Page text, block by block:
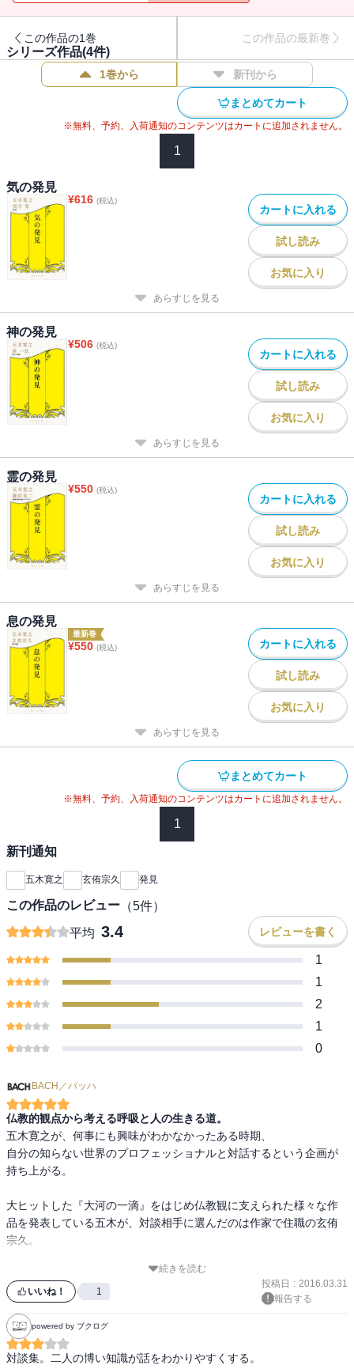
この作品の1巻 この作品の最新巻
シリーズ作品(4件)
1巻から 新刊から
まとめてカート
※無料、予約、入荷通知のコンテンツはカートに追加されません。
1
気の発見
¥616 (税込)
カートに入れる
試し読み
お気に入り
あらすじを見る
神の発見
¥506 (税込)
カートに入れる
試し読み
お気に入り
あらすじを見る
霊の発見
¥550 (税込)
カートに入れる
試し読み
お気に入り
あらすじを見る
息の発見
最新巻
¥550 (税込) カートに入れる
試し読み
お気に入り
あらすじを見る
まとめてカート
※無料、予約、入荷通知のコンテンツはカートに追加されません。
1
新刊通知
五木寛之 玄侑宗久 発見
この作品のレビュー （5件）
平均 3.4 レビューを書く
1
1
2
1
0
BACH／バッハ
仏教的観点から考える呼吸と人の生きる道。
五木寛之が、何事にも興味がわかなかったある時期、
自分の知らない世界のプロフェッショナルと対話するという企画が
持ち上がる。
大ヒットした『大河の一滴』をはじめ仏教観に支えられた様々な作
品を発表している五木が、対談相手に選んだのは作家で住職の玄侑
宗久。
テーマは人間の生命活動の基本である呼吸。
実は、仏教の創始者であるブッダは息づかい＝呼吸法について詳し
ラ」という文書にまとまっている。
息絶える、長息（長生き）などい息は、まさに命そのものである。
続きを読む
いいね！ 1
投稿日 : 2016.03.31
報告する
powered by ブクログ
対談集。二人の博い知識が話をわかりやすくする。